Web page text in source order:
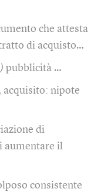
che attesta
di acquisto…
pubblicità …
acquisito: nipote
di
aumentare il
consistente